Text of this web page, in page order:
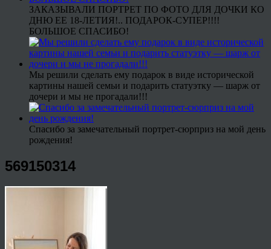
ЗАКАЗЫВАЛИ ПОРТРЕТ ПО ФОТО ДЛЯ ДОЧКИ КО
ДНЮ ЕЕ 18-ЛЕТИЯ!.. ПОДАРОК-СУПЕР!!!!
БОЛЬШОЕ СПАСИБО!
Мы решили сделать ему подарок в виде исторической
картины нашей семьи и подарить статуэтку — шарж от
дочери и мы не прогадали!!!
Спасибо за замечательный портрет-сюрприз на мой день
рождения!
569150314